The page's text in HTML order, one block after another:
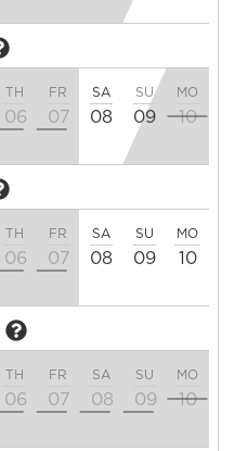
TH
06
FR
07
SA
08
SU
09
MO
10
TH
06
FR
07
SA
08
SU
09
MO
10
TH
06
FR
07
SA
08
SU
09
MO
10